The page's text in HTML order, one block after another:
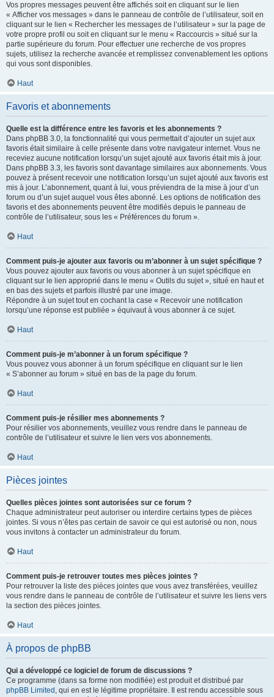
Vos propres messages peuvent être affichés soit en cliquant sur le lien
« Afficher vos messages » dans le panneau de contrôle de l’utilisateur, soit en
cliquant sur le lien « Rechercher les messages de l’utilisateur » sur la page de
votre propre profil ou soit en cliquant sur le menu « Raccourcis » situé sur la
partie supérieure du forum. Pour effectuer une recherche de vos propres
sujets, utilisez la recherche avancée et remplissez convenablement les options
qui vous sont disponibles.
Haut
Favoris et abonnements
Quelle est la différence entre les favoris et les abonnements ?
Dans phpBB 3.0, la fonctionnalité qui vous permettait d’ajouter un sujet aux
favoris était similaire à celle présente dans votre navigateur internet. Vous ne
receviez aucune notification lorsqu’un sujet ajouté aux favoris était mis à jour.
Dans phpBB 3.3, les favoris sont davantage similaires aux abonnements. Vous
pouvez à présent recevoir une notification lorsqu’un sujet ajouté aux favoris est
mis à jour. L’abonnement, quant à lui, vous préviendra de la mise à jour d’un
forum ou d’un sujet auquel vous êtes abonné. Les options de notification des
favoris et des abonnements peuvent être modifiés depuis le panneau de
contrôle de l’utilisateur, sous les « Préférences du forum ».
Haut
Comment puis-je ajouter aux favoris ou m’abonner à un sujet spécifique ?
Vous pouvez ajouter aux favoris ou vous abonner à un sujet spécifique en
cliquant sur le lien approprié dans le menu « Outils du sujet », situé en haut et
en bas des sujets et parfois illustré par une image.
Répondre à un sujet tout en cochant la case « Recevoir une notification
lorsqu’une réponse est publiée » équivaut à vous abonner à ce sujet.
Haut
Comment puis-je m’abonner à un forum spécifique ?
Vous pouvez vous abonner à un forum spécifique en cliquant sur le lien
« S’abonner au forum » situé en bas de la page du forum.
Haut
Comment puis-je résilier mes abonnements ?
Pour résilier vos abonnements, veuillez vous rendre dans le panneau de
contrôle de l’utilisateur et suivre le lien vers vos abonnements.
Haut
Pièces jointes
Quelles pièces jointes sont autorisées sur ce forum ?
Chaque administrateur peut autoriser ou interdire certains types de pièces
jointes. Si vous n’êtes pas certain de savoir ce qui est autorisé ou non, nous
vous invitons à contacter un administrateur du forum.
Haut
Comment puis-je retrouver toutes mes pièces jointes ?
Pour retrouver la liste des pièces jointes que vous avez transférées, veuillez
vous rendre dans le panneau de contrôle de l’utilisateur et suivre les liens vers
la section des pièces jointes.
Haut
À propos de phpBB
Qui a développé ce logiciel de forum de discussions ?
Ce programme (dans sa forme non modifiée) est produit et distribué par
phpBB Limited , qui en est le légitime propriétaire. Il est rendu accessible sous